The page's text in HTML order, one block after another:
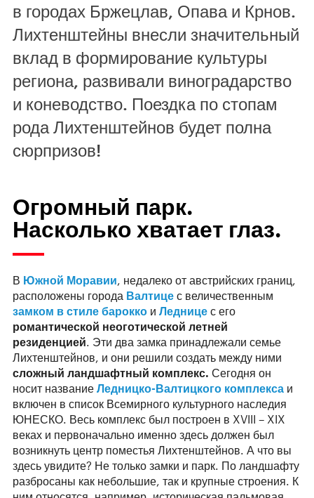
в городах Бржецлав, Опава и Крнов.
Лихтенштейны внесли значительный
вклад в формирование культуры
региона, развивали виноградарство
и коневодство. Поездка по стопам
рода Лихтенштейнов будет полна
сюрпризов!
Огромный парк.
Насколько хватает глаз.
В Южной Моравии, недалеко от австрийских границ,
расположены города Валтице с величественным
замком в стиле барокко и Леднице с его
романтической неоготической летней
резиденцией. Эти два замка принадлежали семье
Лихтенштейнов, и они решили создать между ними
сложный ландшафтный комплекс. Сегодня он
носит название Ледницко-Валтицкого комплекса и
включен в список Всемирного культурного наследия
ЮНЕСКО. Весь комплекс был построен в XVIII – XIX
веках и первоначально именно здесь должен был
возникнуть центр поместья Лихтенштейнов. А что вы
здесь увидите? Не только замки и парк. По ландшафту
разбросаны как небольшие, так и крупные строения. К